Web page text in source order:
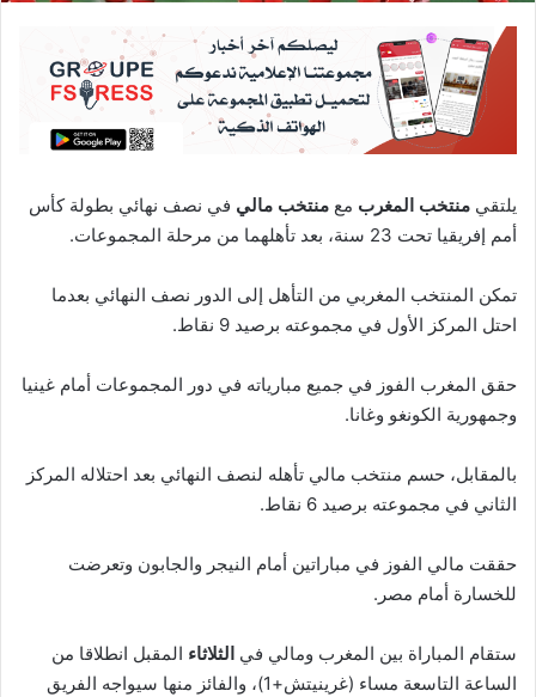
يلتقي منتخب المغرب مع منتخب مالي في نصف نهائي بطولة كأس
أمم إفريقيا تحت 23 سنة، بعد تأهلهما من مرحلة المجموعات.
تمكن المنتخب المغربي من التأهل إلى الدور نصف النهائي بعدما
احتل المركز الأول في مجموعته برصيد 9 نقاط.
حقق المغرب الفوز في جميع مبارياته في دور المجموعات أمام غينيا
وجمهورية الكونغو وغانا.
بالمقابل، حسم منتخب مالي تأهله لنصف النهائي بعد احتلاله المركز
الثاني في مجموعته برصيد 6 نقاط.
حققت مالي الفوز في مباراتين أمام النيجر والجابون وتعرضت
للخسارة أمام مصر.
ستقام المباراة بين المغرب ومالي في الثلاثاء المقبل انطلاقا من
الساعة التاسعة مساء (غرينيتش+1)، والفائز منها سيواجه الفريق